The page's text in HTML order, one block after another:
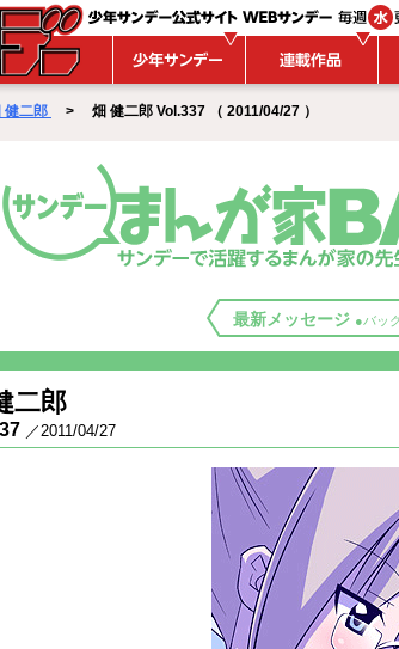
健二郎 > 畑 健二郎 Vol.337 （ 2011/04/27 ）
最新メッセージ ●バッ
二郎
／2011/04/27